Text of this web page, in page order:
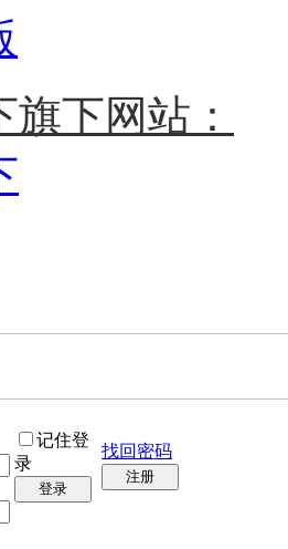
下网站：
记住登
录
登录
找回密码
注册